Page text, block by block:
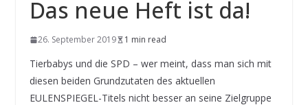
Das neue Heft ist da!
26. September 2019 1 min read
Tierbabys und die SPD – wer meint, dass man sich mit
diesen beiden Grundzutaten des aktuellen
EULENSPIEGEL-Titels nicht besser an seine Zielgruppe